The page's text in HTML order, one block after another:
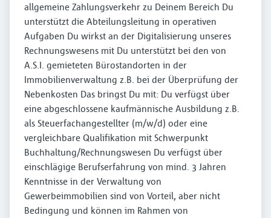
allgemeine Zahlungsverkehr zu Deinem Bereich Du
unterstützt die Abteilungsleitung in operativen
Aufgaben Du wirkst an der Digitalisierung unseres
Rechnungswesens mit Du unterstützt bei den von
A.S.I. gemieteten Bürostandorten in der
Immobilienverwaltung z.B. bei der Überprüfung der
Nebenkosten Das bringst Du mit: Du verfügst über
eine abgeschlossene kaufmännische Ausbildung z.B.
als Steuerfachangestellter (m/w/d) oder eine
vergleichbare Qualifikation mit Schwerpunkt
Buchhaltung/Rechnungswesen Du verfügst über
einschlägige Berufserfahrung von mind. 3 Jahren
Kenntnisse in der Verwaltung von
Gewerbeimmobilien sind von Vorteil, aber nicht
Bedingung und können im Rahmen von